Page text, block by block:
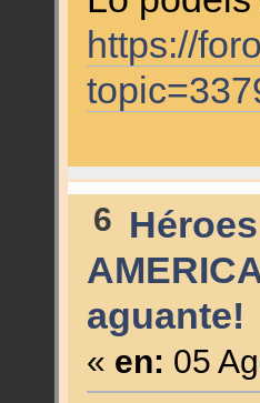
https://
6
aguante!
« en: 05